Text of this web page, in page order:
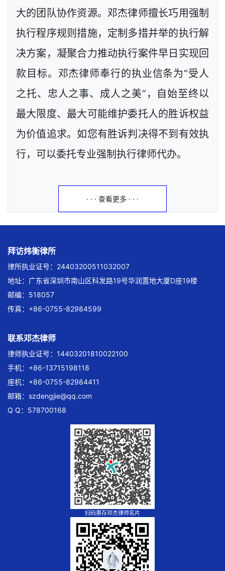
大的团队协作资源。邓杰律师擅长巧用强制
执行程序规则措施，定制多措并举的执行解
决方案，凝聚合力推动执行案件早日实现回
款目标。邓杰律师奉行的执业信条为“受人
之托、忠人之事、成人之美”，自始至终以
最大限度、最大可能维护委托人的胜诉权益
为价值追求。如您有胜诉判决得不到有效执
行，可以委托专业强制执行律师代办。
· · · 查看更多 · · ·
拜访炜衡律所
律所执业证号：24403200511032007
地址：广东省深圳市南山区科发路19号华润置地大厦D座19楼
邮编：518057
传真：+86-0755-82984599
联系邓杰律师
律师执业证号：14403201810022100
手机：+86-13715198118
座机：+86-0755-82984411
邮箱： szdengjie@qq.com
Q Q：578700168
扫码惠存邓杰律师名片